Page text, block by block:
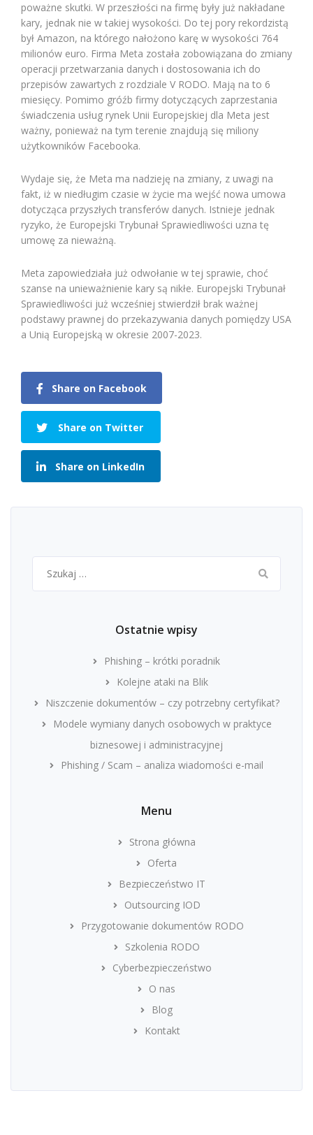
poważne skutki. W przeszłości na firmę były już nakładane
kary, jednak nie w takiej wysokości. Do tej pory rekordzistą
był Amazon, na którego nałożono karę w wysokości 764
milionów euro. Firma Meta została zobowiązana do zmiany
operacji przetwarzania danych i dostosowania ich do
przepisów zawartych z rozdziale V RODO. Mają na to 6
miesięcy. Pomimo gróźb firmy dotyczących zaprzestania
świadczenia usług rynek Unii Europejskiej dla Meta jest
ważny, ponieważ na tym terenie znajdują się miliony
użytkowników Facebooka.
Wydaje się, że Meta ma nadzieję na zmiany, z uwagi na
fakt, iż w niedługim czasie w życie ma wejść nowa umowa
dotycząca przyszłych transferów danych. Istnieje jednak
ryzyko, że Europejski Trybunał Sprawiedliwości uzna tę
umowę za nieważną.
Meta zapowiedziała już odwołanie w tej sprawie, choć
szanse na unieważnienie kary są nikłe. Europejski Trybunał
Sprawiedliwości już wcześniej stwierdził brak ważnej
podstawy prawnej do przekazywania danych pomiędzy USA
a Unią Europejską w okresie 2007-2023.
Share on Facebook
Share on Twitter
Share on LinkedIn
Ostatnie wpisy
Phishing – krótki poradnik
Kolejne ataki na Blik
Niszczenie dokumentów – czy potrzebny certyfikat?
Modele wymiany danych osobowych w praktyce
biznesowej i administracyjnej
Phishing / Scam – analiza wiadomości e-mail
Menu
Strona główna
Oferta
Bezpieczeństwo IT
Outsourcing IOD
Przygotowanie dokumentów RODO
Szkolenia RODO
Cyberbezpieczeństwo
O nas
Blog
Kontakt